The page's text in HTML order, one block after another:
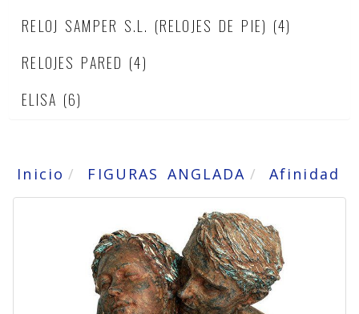
RELOJ SAMPER S.L. (RELOJES DE PIE) (4)
RELOJES PARED (4)
ELISA (6)
Inicio FIGURAS ANGLADA Afinidad